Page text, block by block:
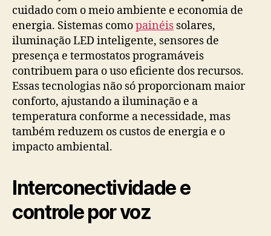
cuidado com o meio ambiente e economia de
energia. Sistemas comopainéis solares,
iluminação LED inteligente, sensores de
presença e termostatos programáveis
contribuem para o uso eficiente dos recursos.
Essas tecnologias não só proporcionam maior
conforto, ajustando a iluminação e a
temperatura conforme a necessidade, mas
também reduzem os custos de energia e o
impacto ambiental.
Interconectividade e
controle por voz